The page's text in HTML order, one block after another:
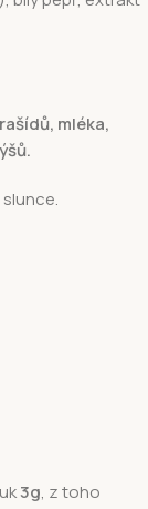
mléka,
3g, z toho